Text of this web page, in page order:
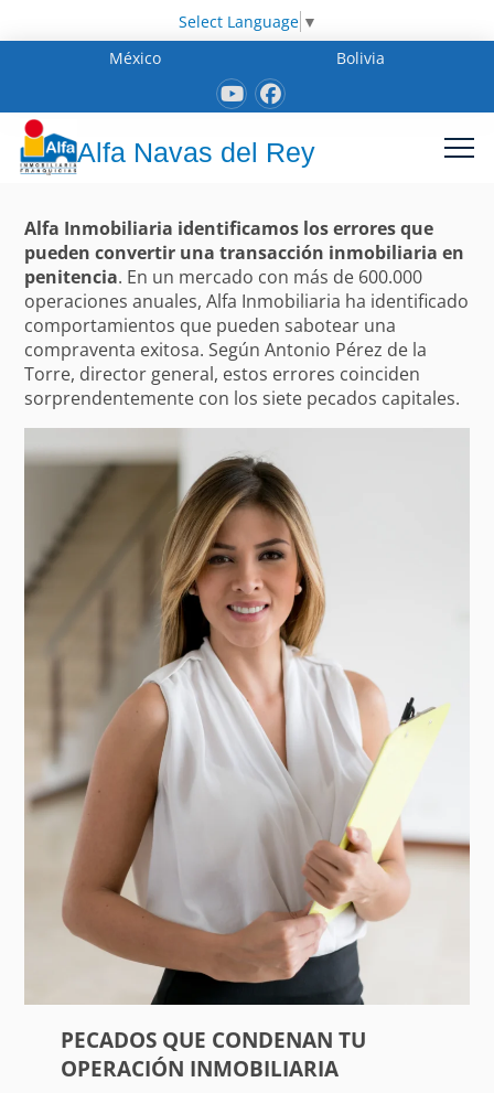
Select Language ▼
México
Bolivia
Alfa Navas del Rey
Alfa Inmobiliaria identificamos los errores que
pueden convertir una transacción inmobiliaria en
penitencia. En un mercado con más de 600.000
operaciones anuales, Alfa Inmobiliaria ha identificado
comportamientos que pueden sabotear una
compraventa exitosa. Según Antonio Pérez de la
Torre, director general, estos errores coinciden
sorprendentemente con los siete pecados capitales.
PECADOS QUE CONDENAN TU
OPERACIÓN INMOBILIARIA